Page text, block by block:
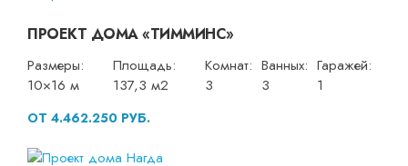
ПРОЕКТ ДОМА «ТИММИНС»
Размеры:
10×16 м
Площадь:
137,3 м2
Комнат:
3
Ванных:
3
Гаражей:
1
ОТ 4.462.250 РУБ.